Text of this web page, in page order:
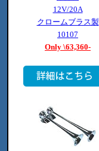
12V/20A
クロームブラス製
10107
Only \63,360-